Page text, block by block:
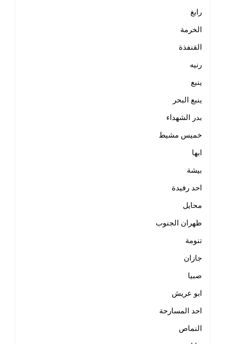
رابغ
الخرمة
القنفذة
رنيه
ينبع
ينبع البحر
بدر الشهداء
خميس مشيط
ابها
بيشة
احد رفيدة
محايل
ظهران الجنوب
تنومة
جازان
صبيا
ابو عريش
احد المسارحة
النماص